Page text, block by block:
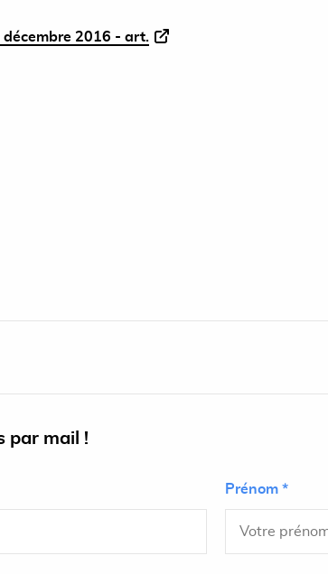
décembre 2016 - art.
par mail !
Prénom *